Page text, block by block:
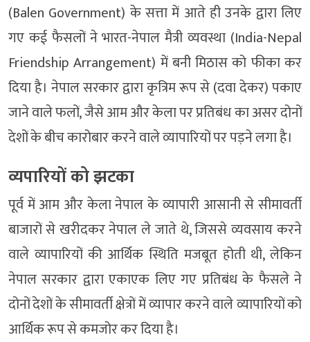
(Balen Government) के सत्ता में आते ही उनके द्वारा लिए
गए कई फैसलों ने भारत-नेपाल मैत्री व्यवस्था (India-Nepal
Friendship Arrangement) में बनी मिठास को फीका कर
दिया है। नेपाल सरकार द्वारा कृत्रिम रूप से (दवा देकर) पकाए
जाने वाले फलों, जैसे आम और केला पर प्रतिबंध का असर दोनों
देशों के बीच कारोबार करने वाले व्यापारियों पर पड़ने लगा है।
व्यपारियों को झटका
पूर्व में आम और केला नेपाल के व्यापारी आसानी से सीमावर्ती
बाजारों से खरीदकर नेपाल ले जाते थे, जिससे व्यवसाय करने
वाले व्यापारियों की आर्थिक स्थिति मजबूत होती थी, लेकिन
नेपाल सरकार द्वारा एकाएक लिए गए प्रतिबंध के फैसले ने
दोनों देशों के सीमावर्ती क्षेत्रों में व्यापार करने वाले व्यापारियों को
आर्थिक रूप से कमजोर कर दिया है।